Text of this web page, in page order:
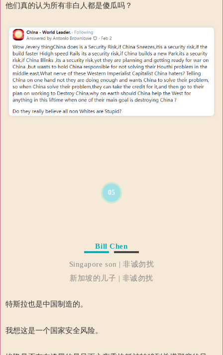
他们真的认为所有非白人都是傻瓜吗？
05
Bill Chen
Singapore son | 非诚勿扰
新加坡的儿子 | 非诚勿扰
特斯拉也是中国制造的。
我想这是一个国家安全风险。